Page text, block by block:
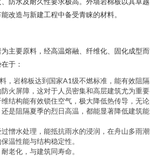
改造与新建工程中备受青睐的材料。
主要原料，经高温熔融、纤维化、固化成型
于：
，岩棉板达到国家A1级不燃标准，能有效阻
火屏障，这对于人员密集和高层建筑尤为重
维结构能有效锁住空气，极大降低热传导，无
是阻隔夏季的烈日高温，都能显著降低建筑能
过憎水处理，能抵抗雨水的浸润，在舟山多雨
温性能与结构稳定性。
老化，与建筑同寿命。